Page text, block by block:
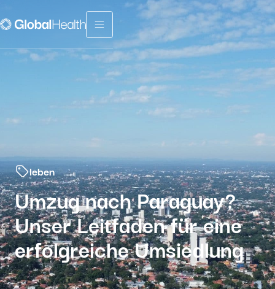
Menu fermé
leben
Umzug nach Paraguay?
Unser Leitfaden für eine
erfolgreiche Umsiedlung